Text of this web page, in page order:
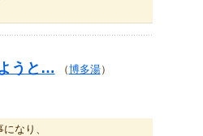
うと… （博多湯）
なり、